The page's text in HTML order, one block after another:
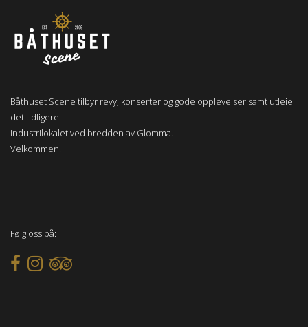
Båthuset Scene tilbyr revy, konserter og gode opplevelser samt utleie i
det tidligere
industrilokalet ved bredden av Glomma.
Velkommen!
Følg oss på: